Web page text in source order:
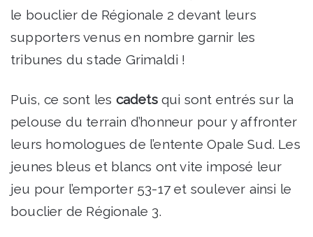
le bouclier de Régionale 2 devant leurs
supporters venus en nombre garnir les
tribunes du stade Grimaldi !
Puis, ce sont les cadetsqui sont entrés sur la
pelouse du terrain d’honneur pour y affronter
leurs homologues de l’entente Opale Sud. Les
jeunes bleus et blancs ont vite imposé leur
jeu pour l’emporter 53-17 et soulever ainsi le
bouclier de Régionale 3.